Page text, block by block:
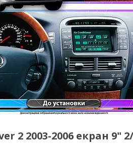
2 2003-2006 екран 9"